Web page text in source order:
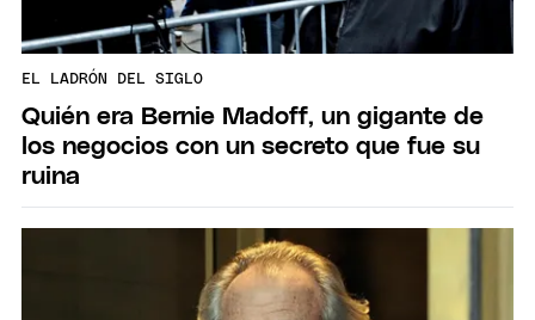
EL LADRÓN DEL SIGLO
Quién era Bernie Madoff, un gigante de
los negocios con un secreto que fue su
ruina